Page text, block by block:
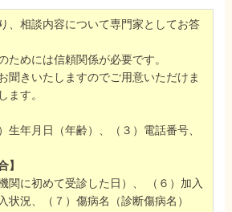
、相談内容について専門家としてお答
ためには信頼関係が必要です。
聞きいたしますのでご用意いただけま
ます。
生年月日（年齢）、（３）電話番号、
】
関に初めて受診した日）、 （６）加入
状況、（７）傷病名（診断傷病名）